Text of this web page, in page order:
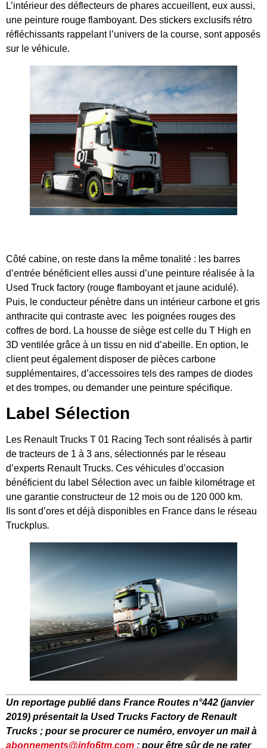
L’intérieur des déflecteurs de phares accueillent, eux aussi,
une peinture rouge flamboyant. Des stickers exclusifs rétro
réfléchissants rappelant l’univers de la course, sont apposés
sur le véhicule.
Côté cabine, on reste dans la même tonalité : les barres
d’entrée bénéficient elles aussi d’une peinture réalisée à la
Used Truck factory (rouge flamboyant et jaune acidulé).
Puis, le conducteur pénètre dans un intérieur carbone et gris
anthracite qui contraste avec les poignées rouges des
coffres de bord. La housse de siège est celle du T High en
3D ventilée grâce à un tissu en nid d’abeille. En option, le
client peut également disposer de pièces carbone
supplémentaires, d’accessoires tels des rampes de diodes
et des trompes, ou demander une peinture spécifique.
Label Sélection
Les Renault Trucks T 01 Racing Tech sont réalisés à partir
de tracteurs de 1 à 3 ans, sélectionnés par le réseau
d’experts Renault Trucks. Ces véhicules d’occasion
bénéficient du label Sélection avec un faible kilométrage et
une garantie constructeur de 12 mois ou de 120 000 km.
Ils sont d’ores et déjà disponibles en France dans le réseau
Truckplus.
Un reportage publié dans France Routes n°442 (janvier
2019) présentait la Used Trucks Factory de Renault
Trucks ; pour se procurer ce numéro, envoyer un mail à
abonnements@info6tm.com ; pour être sûr de ne rater